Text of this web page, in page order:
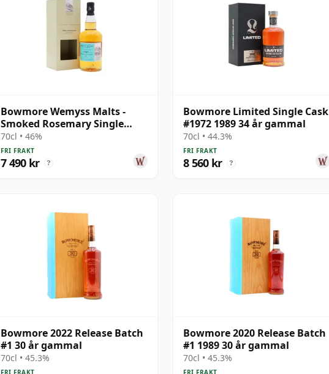
Bowmore Wemyss Malts -
Smoked Rosemary Single
Cask 1989 30 år gammal
70cl • 46%
FRI FRAKT
7 490 kr ?
Bowmore Limited Single Cask
#1972 1989 34 år gammal
70cl • 44.3%
FRI FRAKT
8 560 kr ?
Bowmore 2022 Release Batch
#1 30 år gammal
70cl • 45.3%
FRI FRAKT
Bowmore 2020 Release Batch
#1 1989 30 år gammal
70cl • 45.3%
FRI FRAKT